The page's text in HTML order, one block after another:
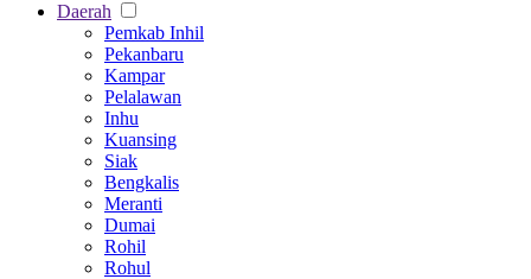
Daerah
Pemkab Inhil
Pekanbaru
Kampar
Pelalawan
Inhu
Kuansing
Siak
Bengkalis
Meranti
Dumai
Rohil
Rohul